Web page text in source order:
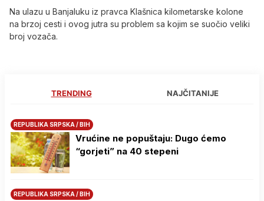
Na ulazu u Banjaluku iz pravca Klašnica kilometarske kolone
na brzoj cesti i ovog jutra su problem sa kojim se suočio veliki
broj vozača.
TRENDING NAJČITANIJE
REPUBLIKA SRPSKA / BIH
Vrućine ne popuštaju: Dugo ćemo
“gorjeti” na 40 stepeni
REPUBLIKA SRPSKA / BIH